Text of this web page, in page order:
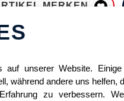
MERKEN
auf unserer Website.
während andere uns helfen,
zu verbessern.